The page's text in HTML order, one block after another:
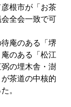
根市が「お茶
全会一致で可
庵のある「堺
のある「松江
の埋木舎・澍
茶道の中核的
。